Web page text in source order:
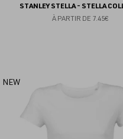
STANLEY STELLA - STELLA
À PARTIR DE 7.45€
NEW